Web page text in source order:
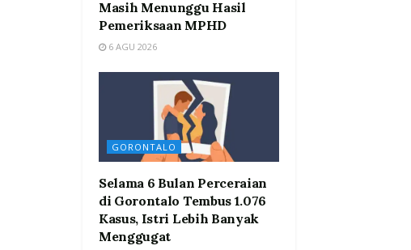
Masih Menunggu Hasil
Pemeriksaan MPHD
6 AGU 2026
GORONTALO
Selama 6 Bulan Perceraian
di Gorontalo Tembus 1.076
Kasus, Istri Lebih Banyak
Menggugat